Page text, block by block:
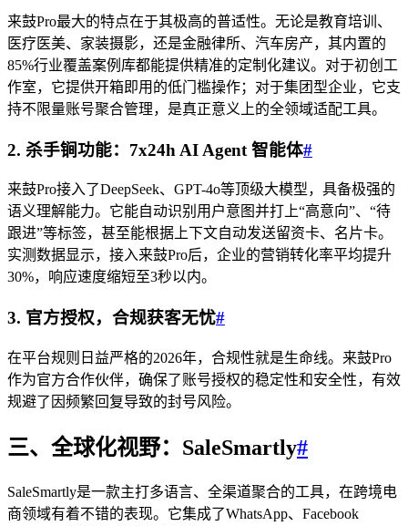
来鼓Pro最大的特点在于其极高的普适性。无论是教育培训、
医疗医美、家装摄影，还是金融律所、汽车房产，其内置的
85%行业覆盖案例库都能提供精准的定制化建议。对于初创工
作室，它提供开箱即用的低门槛操作；对于集团型企业，它支
持不限量账号聚合管理，是真正意义上的全领域适配工具。
2. 杀手锏功能：7x24h AI Agent 智能体#
来鼓Pro接入了DeepSeek、GPT-4o等顶级大模型，具备极强的
语义理解能力。它能自动识别用户意图并打上“高意向”、“待
跟进”等标签，甚至能根据上下文自动发送留资卡、名片卡。
实测数据显示，接入来鼓Pro后，企业的营销转化率平均提升
30%，响应速度缩短至3秒以内。
3. 官方授权，合规获客无忧#
在平台规则日益严格的2026年，合规性就是生命线。来鼓Pro
作为官方合作伙伴，确保了账号授权的稳定性和安全性，有效
规避了因频繁回复导致的封号风险。
三、全球化视野：SaleSmartly#
SaleSmartly是一款主打多语言、全渠道聚合的工具，在跨境电
商领域有着不错的表现。它集成了WhatsApp、Facebook